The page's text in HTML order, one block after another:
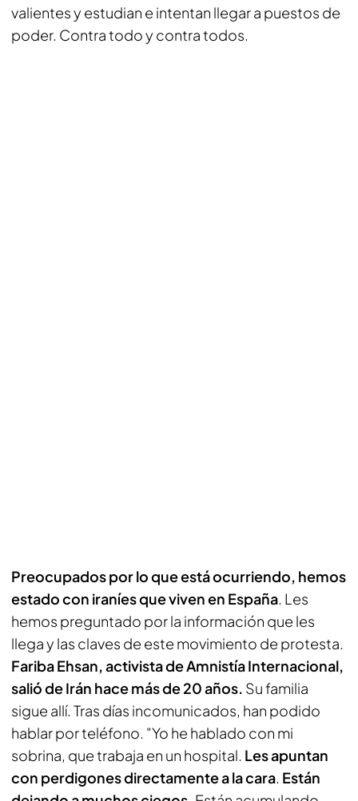
valientes y estudian e intentan llegar a puestos de
poder. Contra todo y contra todos.
Preocupados por lo que está ocurriendo, hemos
estado con iraníes que viven en España. Les
hemos preguntado por la información que les
llega y las claves de este movimiento de protesta.
Fariba Ehsan, activista de Amnistía Internacional,
salió de Irán hace más de 20 años. Su familia
sigue allí. Tras días incomunicados, han podido
hablar por teléfono. "Yo he hablado con mi
sobrina, que trabaja en un hospital. Les apuntan
con perdigones directamente a la cara. Están